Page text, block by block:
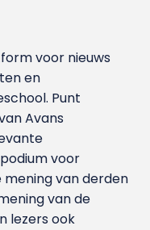
voor nieuws
en
Punt
Avans
voor
van derden
van de
lezers ook